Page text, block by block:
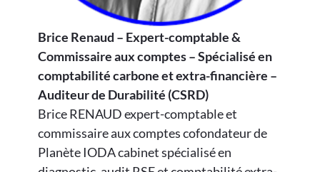
Brice Renaud – Expert-comptable &
Commissaire aux comptes – Spécialisé en
comptabilité carbone et extra-financière –
Auditeur de Durabilité (CSRD)
Brice RENAUD expert-comptable et
commissaire aux comptes cofondateur de
Planète IODA cabinet spécialisé en